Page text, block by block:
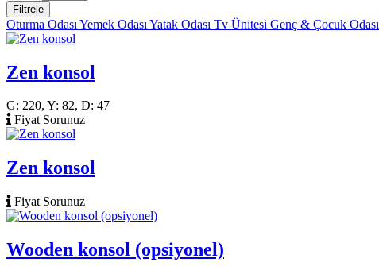
Filtrele
Oturma Odası Yemek Odası Yatak Odası Tv Ünitesi Genç & Çocuk Odası
Zen konsol
G: 220, Y: 82, D: 47
Fiyat Sorunuz
Zen konsol
Fiyat Sorunuz
Wooden konsol (opsiyonel)